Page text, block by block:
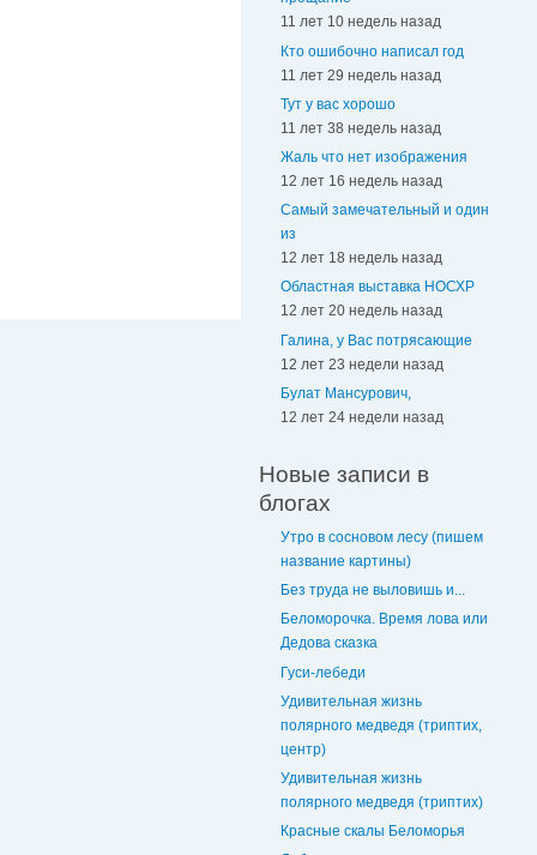
11 лет 10 недель назад
Кто ошибочно написал год
11 лет 29 недель назад
Тут у вас хорошо
11 лет 38 недель назад
Жаль что нет изображения
12 лет 16 недель назад
Самый замечательный и один
из
12 лет 18 недель назад
Областная выставка НОСХР
12 лет 20 недель назад
Галина, у Вас потрясающие
12 лет 23 недели назад
Булат Мансурович,
12 лет 24 недели назад
Новые записи в
блогах
Утро в сосновом лесу (пишем
название картины)
Без труда не выловишь и...
Беломорочка. Время лова или
Дедова сказка
Гуси-лебеди
Удивительная жизнь
полярного медведя (триптих,
центр)
Удивительная жизнь
полярного медведя (триптих)
Красные скалы Беломорья